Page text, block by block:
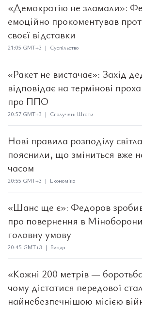
«Демократію не зламали»:
емоційно прокоментував
своєї відставки
21:05 GMT+3 | Суспільство
«Ракет не вистачає»: Захід
відповідає на термінові
про ППО
20:57 GMT+3 | Сполучені Штати
Нові правила розподілу
пояснили, що зміниться вже
часом
20:55 GMT+3 | Економіка
«Шанс ще є»: Федоров
про повернення в
головну умову
20:45 GMT+3 | Влада
«Кожні 200 метрів —
чому дістатися передової
найнебезпечнішою місією